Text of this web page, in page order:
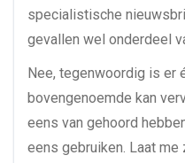
specialistische
gevallen wel onderdeel
Nee, tegenwoordig is er
bovengenoemde kan
eens van gehoord
eens gebruiken. Laat